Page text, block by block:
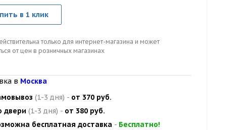
в 1 клик
только для интернет-магазина и может
от цен в розничных магазинах
в Москва
(1-3 дня) - от 370 руб.
двери (1-3 дня) - от 380 руб.
бесплатная доставка - Бесплатно!